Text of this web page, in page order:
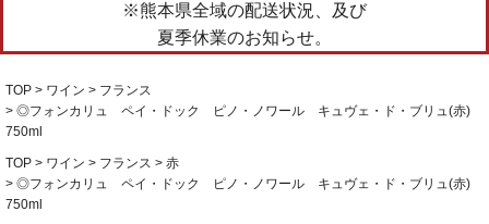
※熊本県全域の配送状況、及び
夏季休業のお知らせ。
TOP ワイン
フランス
◎フォンカリュ ペイ・ドック ピノ・ノワール キュヴェ・ド・ブリュ(赤)
750ml
TOP ワイン フランス
赤
◎フォンカリュ ペイ・ドック ピノ・ノワール キュヴェ・ド・ブリュ(赤)
750ml